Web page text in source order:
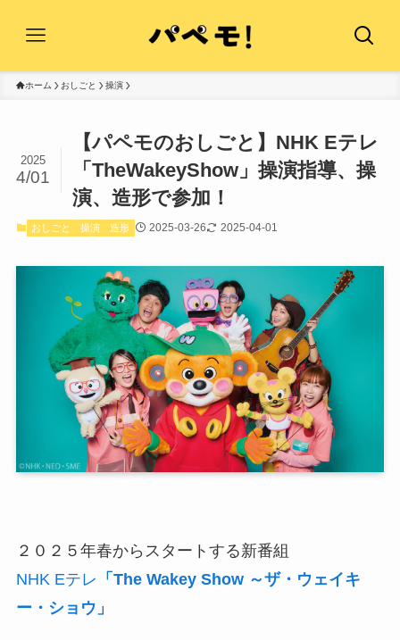
ホーム おしごと 操演
【パペモのおしごと】NHK Eテレ
「TheWakeyShow」操演指導、操
演、造形で参加！
2025
4/01
おしごと 操演 造形 2025-03-26 2025-04-01
２０２５年春からスタートする新番組
NHK Eテレ 「The Wakey Show ～ザ・ウェイキ
ー・ショウ」